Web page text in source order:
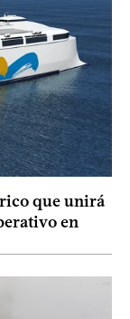
que unirá
en